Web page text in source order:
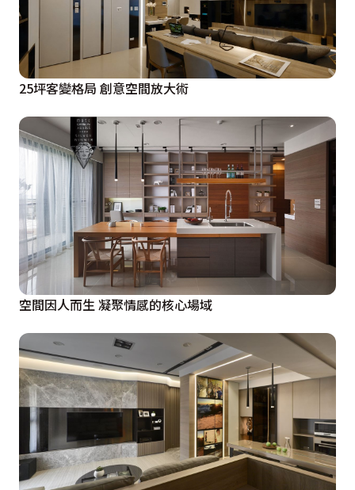
25坪客變格局 創意空間放大術
空間因人而生 凝聚情感的核心場域